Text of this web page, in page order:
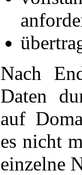
Nach
Daten
auf
es nicht
einzelne